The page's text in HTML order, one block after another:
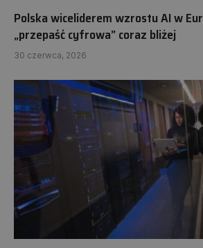
Polska wiceliderem wzrostu AI w
„przepaść cyfrowa” coraz bliżej
30 czerwca, 2026